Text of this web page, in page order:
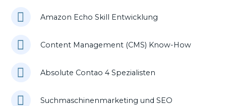
Amazon Echo Skill Entwicklung
Content Management (CMS) Know-How
Absolute Contao 4 Spezialisten
Suchmaschinenmarketing und SEO